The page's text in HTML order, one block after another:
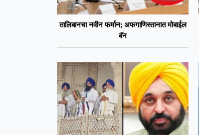
तालिबानचा नवीन फर्मान; अफगाणिस्तानात मोबाईल
बॅन